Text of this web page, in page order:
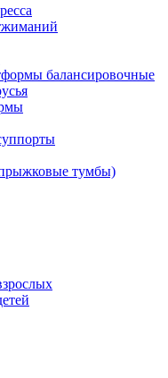
балансировочные
тумбы)